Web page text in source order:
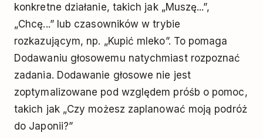
konkretne działanie, takich jak „Muszę...”,
„Chcę...” lub czasowników w trybie
rozkazującym, np. „Kupić mleko”. To pomaga
Dodawaniu głosowemu natychmiast rozpoznać
zadania. Dodawanie głosowe nie jest
zoptymalizowane pod względem próśb o pomoc,
takich jak „Czy możesz zaplanować moją podróż
do Japonii?”